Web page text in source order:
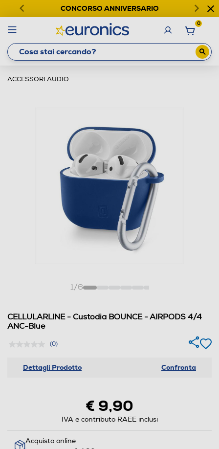
CONCORSO ANNIVERSARIO
0
ACCESSORI AUDIO
1/6
CELLULARLINE - Custodia BOUNCE - AIRPODS 4/4
ANC-Blue
(0)
Dettagli Prodotto Confronta
€ 9,90
IVA e contributo RAEE inclusi
Acquisto online